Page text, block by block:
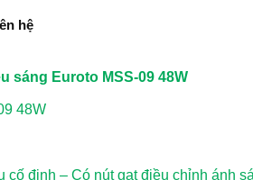
hệ
sáng Euroto MSS-09 48W
48W
cố định – Có nút gạt điều chỉnh ánh